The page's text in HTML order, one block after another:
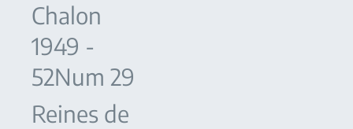
Chalon
1949 -
52Num 29
Reines de